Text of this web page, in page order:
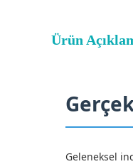
Ürün
Geleneksel